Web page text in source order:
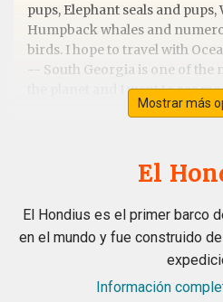
pups, Elephant seals and pups,
Humpback whales and
birds. I hope to travel with
-- South Georgia is one of the
the planet and I want to see
into the Antarctic Circle
por Mark Combes Antártida
This trip was superb from
told it wasn't a cruise but an
Mostrar más
El
El Hondius es el primer barco
en el mundo y fue construido
Información